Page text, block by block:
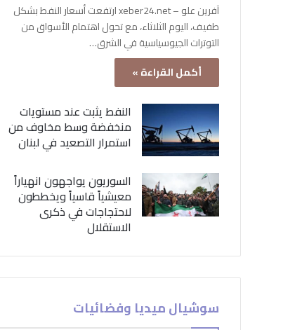
آفرين علو – xeber24.net ارتفعت أسعار النفط بشكل
طفيف، اليوم الثلاثاء، مع تحول اهتمام الأسواق من
التوترات الجيوسياسية في الشرق…
أكمل القراءة »
النفط يثبت عند مستويات
منخفضة وسط مخاوف من
استمرار التصعيد في لبنان
السوريون يواجهون انهياراً
معيشياً قاسياً ويخططون
لاحتجاجات في ذكرى
الاستقلال
سوشيال ميديا وفضائيات